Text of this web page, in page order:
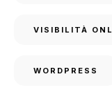
VISIBILITÀ
WORDPRESS